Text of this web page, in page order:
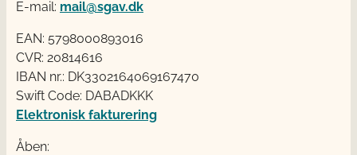
E-mail: mail@sgav.dk
EAN: 5798000893016
CVR: 20814616
IBAN nr.: DK3302164069167470
Swift Code: DABADKKK
Elektronisk fakturering
Åben: